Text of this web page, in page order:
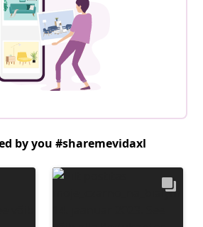
by you #sharemevidaxl